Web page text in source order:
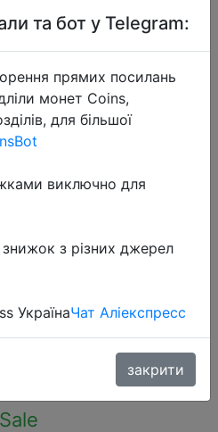
Adjustable Drive
Worm Size
Clamp Fuel
Sale
та бот у Telegram:
прямих посилань
монет Coins,
для більшої
виключно для
з різних джерел
УкраїнаЧат Аліекспресс
закрити